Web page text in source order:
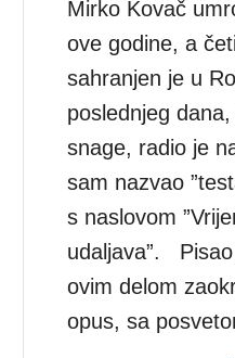
Mirko Kovač
ove godine, a
sahranjen je u
poslednjeg
snage, radio je
sam nazvao
s naslovom
udaljava”.
ovim delom
opus, sa